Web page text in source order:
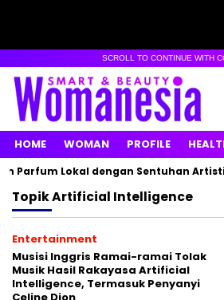
SCROLL TO CONTINUE WITH
HOME WOMAN PROFILE
Parfum Lokal dengan Sentuhan
TopikArtificial Intelligence
Entertainment
Musisi Inggris Ramai-ramai Tolak
Musik Hasil Rakayasa Artificial
Intelligence, Termasuk Penyanyi